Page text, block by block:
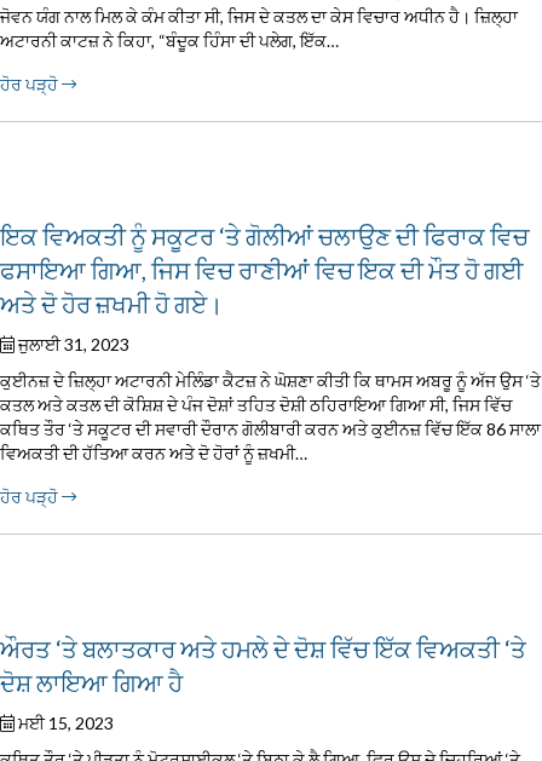
ਜੋਵਨ ਯੰਗ ਨਾਲ ਮਿਲ ਕੇ ਕੰਮ ਕੀਤਾ ਸੀ, ਜਿਸ ਦੇ ਕਤਲ ਦਾ ਕੇਸ ਵਿਚਾਰ ਅਧੀਨ ਹੈ। ਜ਼ਿਲ੍ਹਾ
ਅਟਾਰਨੀ ਕਾਟਜ਼ ਨੇ ਕਿਹਾ, “ਬੰਦੂਕ ਹਿੰਸਾ ਦੀ ਪਲੇਗ, ਇੱਕ…
ਹੋਰ ਪੜ੍ਹੋ
ਇਕ ਵਿਅਕਤੀ ਨੂੰ ਸਕੂਟਰ ‘ਤੇ ਗੋਲੀਆਂ ਚਲਾਉਣ ਦੀ ਫਿਰਾਕ ਵਿਚ
ਫਸਾਇਆ ਗਿਆ, ਜਿਸ ਵਿਚ ਰਾਣੀਆਂ ਵਿਚ ਇਕ ਦੀ ਮੌਤ ਹੋ ਗਈ
ਅਤੇ ਦੋ ਹੋਰ ਜ਼ਖਮੀ ਹੋ ਗਏ।
ਜੁਲਾਈ 31, 2023
ਕੁਈਨਜ਼ ਦੇ ਜ਼ਿਲ੍ਹਾ ਅਟਾਰਨੀ ਮੇਲਿੰਡਾ ਕੈਟਜ਼ ਨੇ ਘੋਸ਼ਣਾ ਕੀਤੀ ਕਿ ਥਾਮਸ ਅਬਰੂ ਨੂੰ ਅੱਜ ਉਸ ‘ਤੇ
ਕਤਲ ਅਤੇ ਕਤਲ ਦੀ ਕੋਸ਼ਿਸ਼ ਦੇ ਪੰਜ ਦੋਸ਼ਾਂ ਤਹਿਤ ਦੋਸ਼ੀ ਠਹਿਰਾਇਆ ਗਿਆ ਸੀ, ਜਿਸ ਵਿੱਚ
ਕਥਿਤ ਤੌਰ ‘ਤੇ ਸਕੂਟਰ ਦੀ ਸਵਾਰੀ ਦੌਰਾਨ ਗੋਲੀਬਾਰੀ ਕਰਨ ਅਤੇ ਕੁਈਨਜ਼ ਵਿੱਚ ਇੱਕ 86 ਸਾਲਾ
ਵਿਅਕਤੀ ਦੀ ਹੱਤਿਆ ਕਰਨ ਅਤੇ ਦੋ ਹੋਰਾਂ ਨੂੰ ਜ਼ਖਮੀ…
ਹੋਰ ਪੜ੍ਹੋ
ਔਰਤ ‘ਤੇ ਬਲਾਤਕਾਰ ਅਤੇ ਹਮਲੇ ਦੇ ਦੋਸ਼ ਵਿੱਚ ਇੱਕ ਵਿਅਕਤੀ ‘ਤੇ
ਦੋਸ਼ ਲਾਇਆ ਗਿਆ ਹੈ
ਮਈ 15, 2023